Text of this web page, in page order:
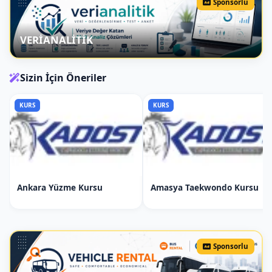
Doğru Oturuş: At üzerinde doğru
oturuş teknikleri ve denge
sağlama.
At Yönlendirme: Atla adeta
yönlendirme teknikleri.
Düzey Yönlendirme
Topuk ve Ses Yardımı: Atı topuk
ve ses yardımı ile yönlendirme
Atlı Pratik Teknikler: Atlı sürüş
teknikleri ve arazide atlı biniş.
Sponsorlu
VERİANALİTİK
Sizin İçin Öneriler
KURS
Ankara Yüzme Kursu
KURS
Amasya Taekwondo Kursu
Sponsorlu